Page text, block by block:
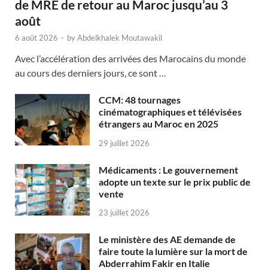
de MRE de retour au Maroc jusqu’au 3
août
6 août 2026 - byAbdelkhalek Moutawakil
Avec l’accélération des arrivées des Marocains du monde
au cours des derniers jours, ce sont …
CCM: 48 tournages
cinématographiques et télévisées
étrangers au Maroc en 2025
29 juillet 2026
Médicaments : Le gouvernement
adopte un texte sur le prix public de
vente
23 juillet 2026
Le ministère des AE demande de
faire toute la lumière sur la mort de
Abderrahim Fakir en Italie